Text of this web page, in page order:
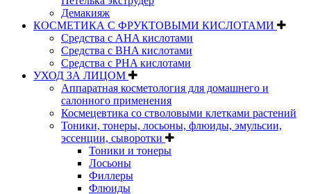
Демакияж
КОСМЕТИКА С ФРУКТОВЫМИ КИСЛОТАМИ
Средства с AHA кислотами
Средства с BHA кислотами
Средства с PHA кислотами
УХОД ЗА ЛИЦОМ
Аппаратная косметология для домашнего и
салонного применения
Космецевтика со стволовыми клетками растений
Тоники, тонеры, лосьоны, флюиды, эмульсии,
эссенции, сыворотки
Тоники и тонеры
Лосьоны
Филлеры
Флюиды